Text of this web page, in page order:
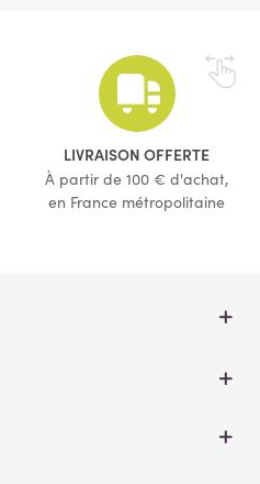
LIVRAISON OFFERTE
À partir de 100 € d'achat,
en France métropolitaine